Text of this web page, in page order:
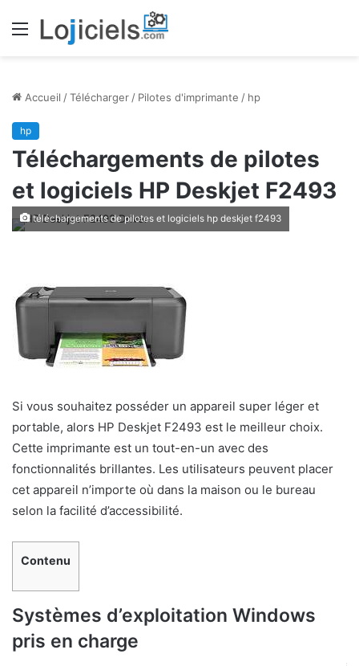
Menu
Accueil /Télécharger / Pilotes d'imprimante / hp
hp
Téléchargements de pilotes
et logiciels HP Deskjet F2493
téléchargements de pilotes et logiciels hp deskjet f2493
Si vous souhaitez posséder un appareil super léger et
portable, alors HP Deskjet F2493 est le meilleur choix.
Cette imprimante est un tout-en-un avec des
fonctionnalités brillantes. Les utilisateurs peuvent placer
cet appareil n’importe où dans la maison ou le bureau
selon la facilité d’accessibilité.
Contenu
Systèmes d’exploitation Windows
pris en charge